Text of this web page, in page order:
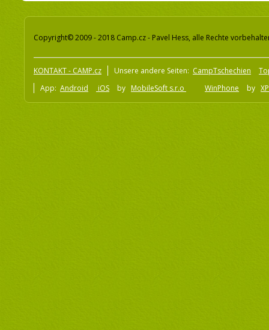
Copyright© 2009 - 2018 Camp.cz - Pavel Hess, alle Rechte
KONTAKT - CAMP.cz Unsere andere Seiten: CampTschechien
App: Android iOS by MobileSoft s.r.o WinPhone by